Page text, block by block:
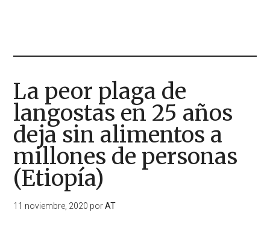
La peor plaga de
langostas en 25 años
deja sin alimentos a
millones de personas
(Etiopía)
11 noviembre, 2020 porAT